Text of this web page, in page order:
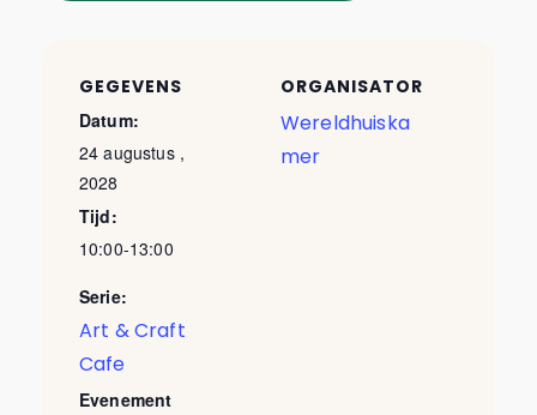
GEGEVENS
Datum:
24 augustus ,
2028
Tijd:
10:00-13:00
Serie:
Art & Craft
Cafe
Evenement
ORGANISATOR
Wereldhuiska
mer